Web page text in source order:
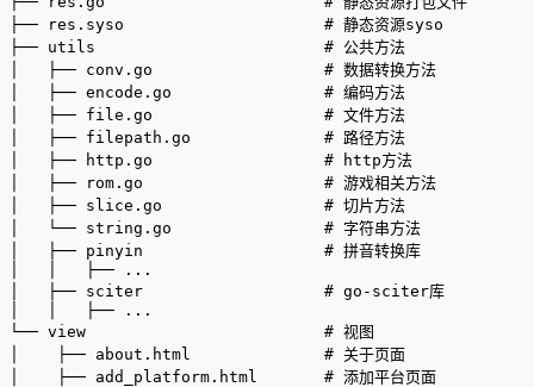
├── res.syso                     # 静态资源syso
├── utils                        # 公共方法
│   ├── conv.go                  # 数据转换方法
│   ├── encode.go                # 编码方法
│   ├── file.go                  # 文件方法
│   ├── filepath.go              # 路径方法
│   ├── http.go                  # http方法
│   ├── rom.go                   # 游戏相关方法
│   ├── slice.go                 # 切片方法
│   └── string.go                # 字符串方法
│   ├── pinyin                   # 拼音转换库
│   │   ├── ...
│   ├── sciter                   # go-sciter库
│   │   ├── ...
└── view                         # 视图
│    ├── about.html              # 关于页面
│    ├── add_platform.html       # 添加平台页面